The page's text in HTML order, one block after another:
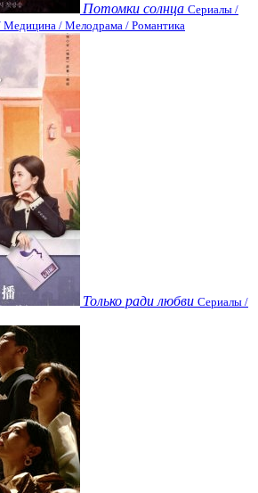
Потомки солнца Сериалы /
Медицина / Мелодрама / Романтика
Только ради любви Сериалы /